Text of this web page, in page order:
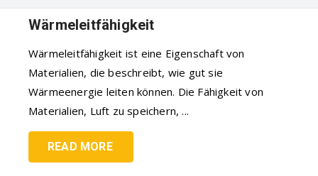
Wärmeleitfähigkeit
Wärmeleitfähigkeit ist eine Eigenschaft von
Materialien, die beschreibt, wie gut sie
Wärmeenergie leiten können. Die Fähigkeit von
Materialien, Luft zu speichern, ...
READ MORE